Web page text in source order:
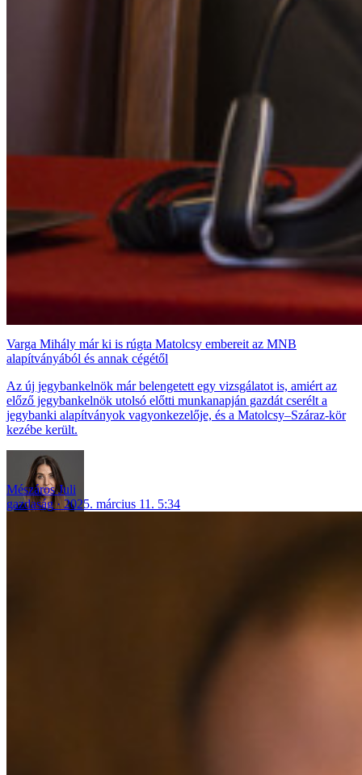
Varga Mihály már ki is rúgta Matolcsy embereit az MNB
alapítványából és annak cégétől
Az új jegybankelnök már belengetett egy vizsgálatot is, amiért az
előző jegybankelnök utolsó előtti munkanapján gazdát cserélt a
jegybanki alapítványok vagyonkezelője, és a Matolcsy–Száraz-kör
kezébe került.
Mészáros Juli
gazdaság
2025. március 11. 5:34